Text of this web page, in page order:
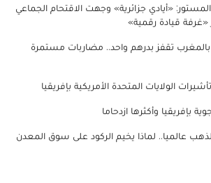
«أيادي جزائرية» وجهت الاقتحام الجماعي
«غرفة قيادة رقمية»
تقفز بدرهم واحد.. مضاربات مستمرة
الولايات المتحدة الأمريكية بإفريقيا
عالميا.. لماذا يخيم الركود على سوق المعدن